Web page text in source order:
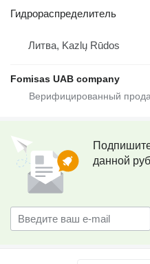
Гидрораспределитель
Литва, Kazlų Rūdos
Fomisas UAB company
данной